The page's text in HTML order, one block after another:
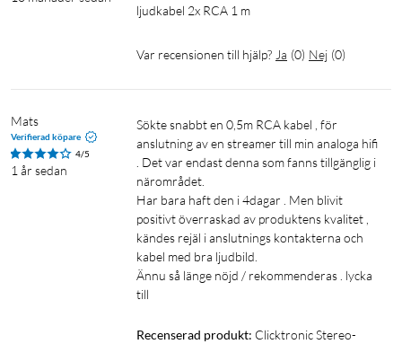
ljudkabel 2x RCA 1 m
Var recensionen till hjälp? Ja (0) Nej (0)
Mats
Verifierad köpare
4/5
1 år sedan
Sökte snabbt en 0,5m RCA kabel , för
anslutning av en streamer till min analoga hifi
. Det var endast denna som fanns tillgänglig i
närområdet.
Har bara haft den i 4dagar . Men blivit
positivt överraskad av produktens kvalitet ,
kändes rejäl i anslutnings kontakterna och
kabel med bra ljudbild.
Ännu så länge nöjd / rekommenderas . lycka
till
Recenserad produkt: Clicktronic Stereo-